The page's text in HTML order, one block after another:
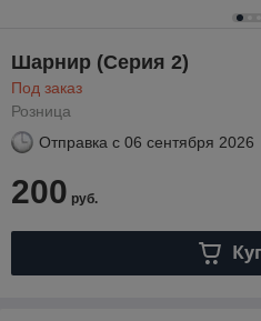
Шарнир (Серия 2)
Под заказ
Розница
Отправка с 06 сентября 2026
200 руб.